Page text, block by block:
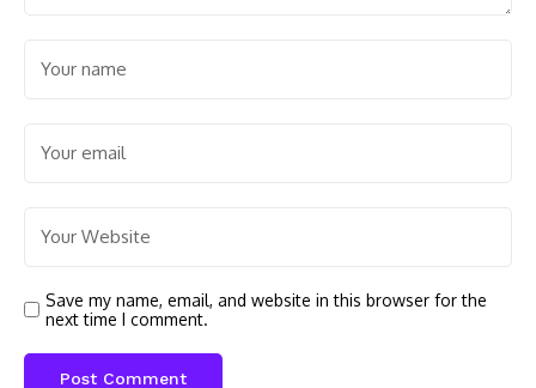
Save my name, email, and website in this browser for the
next time I comment.